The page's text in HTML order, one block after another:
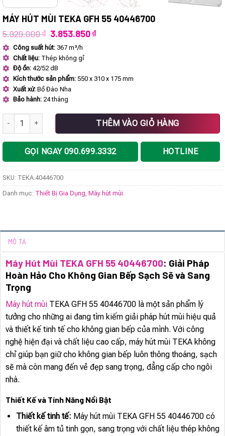
MÁY HÚT MÙI TEKA GFH 55 40446700
5.929.000₫ Giá
gốc
là:
5.929.000 ₫.
3.853.850₫Giá
Công suất hút: 367 m³/h
Chất liệu: Thép không gỉ
Độ ồn: 42/52 dB
Kích thước sản phẩm: 550 x 310 x 175 mm
Xuất xứ: Bồ Đào Nha
Bảo hành: 24 tháng
Máy hút mùi TEKA GFH 55 40446700 số lượng
THÊM VÀO GIỎ HÀNG
GỌI NGAY 090.699.3332 HOTLINE
SKU: TEKA.40446700
Danh mục: Thiết Bị Gia Dụng Máy hút mùi
MÔ TẢ
Máy Hút Mùi TEKA GFH 55 40446700: Giải Pháp
Hoàn Hảo Cho Không Gian Bếp Sạch Sẽ và Sang
Trọng
Máy hút mùi TEKA GFH 55 40446700 là một sản phẩm lý
tưởng cho những ai đang tìm kiếm giải pháp hút mùi hiệu quả
và thiết kế tinh tế cho không gian bếp của mình. Với công
nghệ hiện đại và chất liệu cao cấp, máy hút mùi TEKA không
chỉ giúp bạn giữ cho không gian bếp luôn thông thoáng, sạch
sẽ mà còn mang đến vẻ đẹp sang trọng, đẳng cấp cho ngôi
nhà.
Thiết Kế và Tính Năng Nổi Bật
Thiết kế tinh tế: Máy hút mùi TEKA GFH 55 40446700 có
thiết kế âm tủ tinh gọn, sang trọng với chất liệu thép không